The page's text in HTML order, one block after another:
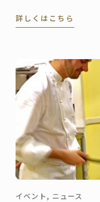
詳しくはこちら
イベント, ニュース